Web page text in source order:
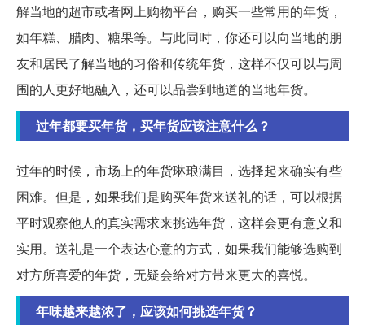
解当地的超市或者网上购物平台，购买一些常用的年货，
如年糕、腊肉、糖果等。与此同时，你还可以向当地的朋
友和居民了解当地的习俗和传统年货，这样不仅可以与周
围的人更好地融入，还可以品尝到地道的当地年货。
过年都要买年货，买年货应该注意什么？
过年的时候，市场上的年货琳琅满目，选择起来确实有些
困难。但是，如果我们是购买年货来送礼的话，可以根据
平时观察他人的真实需求来挑选年货，这样会更有意义和
实用。送礼是一个表达心意的方式，如果我们能够选购到
对方所喜爱的年货，无疑会给对方带来更大的喜悦。
年味越来越浓了，应该如何挑选年货？